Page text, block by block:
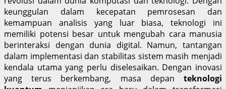
keunggulan dalam kecepatan pemrosesan dan
kemampuan analisis yang luar biasa, teknologi ini
memiliki potensi besar untuk mengubah cara manusia
berinteraksi dengan dunia digital. Namun, tantangan
dalam implementasi dan stabilitas sistem masih menjadi
kendala utama yang perlu diselesaikan. Dengan inovasi
yang terus berkembang, masa depan teknologi